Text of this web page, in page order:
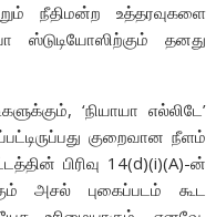
நீதிமன்ற உத்தரவுகளை
ஸ்டுடியோஸிற்கும் தனது
‘நியாயா எல்லிடே’
குறைவான நீளம்
பிரிவு 14(d)(i)(A)-ன்
அசல் புகைப்படம் கூட